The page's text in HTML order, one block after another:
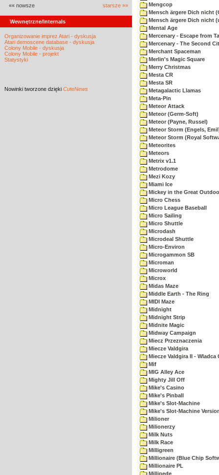
«« nowsze starsze »»
Wewnętrzne/Internals
Organizowanie imprez Atari - dyskusja
Atari demoscene database - dyskusja
Colony Mobile - dyskusja
Colony Mobile - projekt
Statystyki
Nowinki tworzone dzięki CuteNews
Mengcop
Mensch ärgere Dich nicht
Mensch ärgere Dich nicht
Mental Age
Mercenary - Escape from
Mercenary - The Second
Merchant Spaceman
Merlin's Magic Square
Merry Christmas
Mesta CR
Mesta SR
Metagalactic Llamas
Meta-Pin
Meteor Attack
Meteor (Germ-Soft)
Meteor (Payne, Russel)
Meteor Storm (Engels,
Meteor Storm (Royal
Meteorites
Meteors
Metrix v1.1
Metrodome
Mezi Kozy
Miami Ice
Mickey in the Great
Micro Chess
Micro League Baseball
Micro Sailing
Micro Shuttle
Microdash
Microdeal Shuttle
Micro-Environ
Microgammon SB
Microman
Microworld
Microx
Midas Maze
Middle Earth - The Ring
MIDI Maze
Midnight
Midnight Strip
Midnite Magic
Midway Campaign
Miecz Przeznaczenia
Miecze Valdgira
Miecze Valdgira II - Wladca
Mif
MIG Alley Ace
Mighty Jill Off
Mike's Casino
Mike's Pinball
Mike's Slot-Machine
Mike's Slot-Machine
Milioner
Milionerzy
Milk Nuts
Milk Race
Milligreen
Millionaire (Blue Chip
Millionaire PL
Millipede